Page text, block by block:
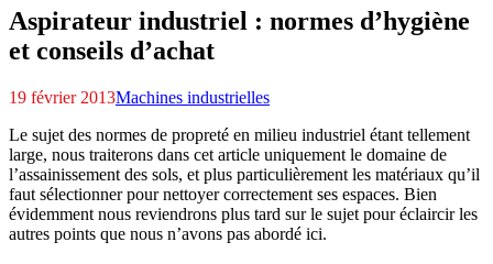
Aspirateur industriel : normes d’hygiène
et conseils d’achat
19 février 2013Machines industrielles
Le sujet des normes de propreté en milieu industriel étant tellement
large, nous traiterons dans cet article uniquement le domaine de
l’assainissement des sols, et plus particulièrement les matériaux qu’il
faut sélectionner pour nettoyer correctement ses espaces. Bien
évidemment nous reviendrons plus tard sur le sujet pour éclaircir les
autres points que nous n’avons pas abordé ici.